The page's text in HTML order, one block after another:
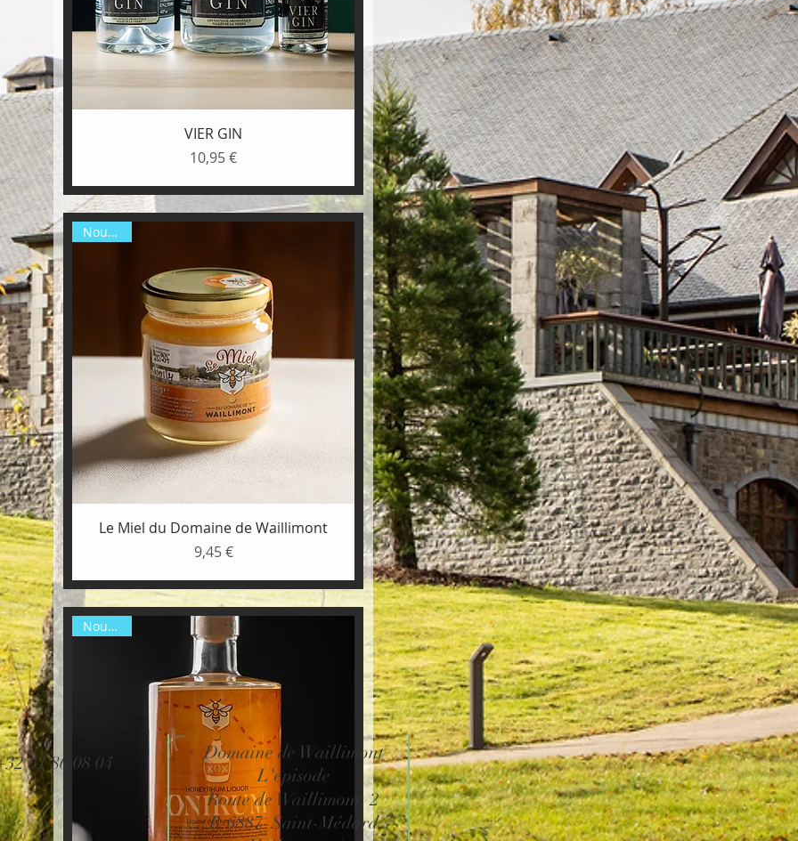
Aperçu rapide
VIER GIN
Prix
10,95 €
Aperçu rapide
Nouveau
Le Miel du Domaine de Waillimont
Prix
9,45 €
Nouveau
61 86 08 04
Domaine de Waillimont
L'episode
Route de Waillimont, 2
B-6887 Saint-Médard